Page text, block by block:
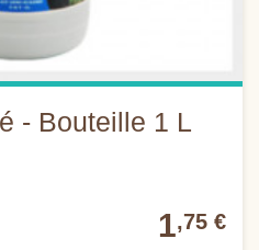
- Bouteille 1 L
1,75 €